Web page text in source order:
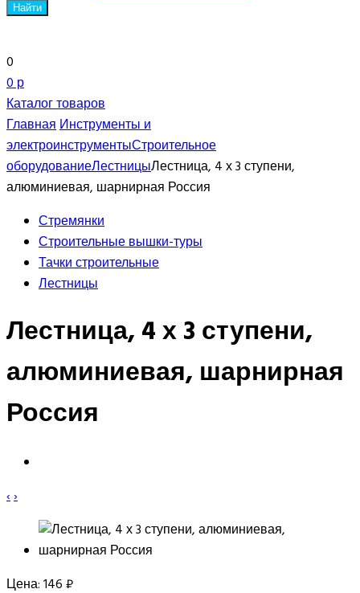
Найти
0
0 р
Каталог товаров
ГлавнаяИнструменты и
электроинструментыСтроительное
оборудованиеЛестницыЛестница, 4 х 3 ступени,
алюминиевая, шарнирная Россия
Стремянки
Строительные вышки-туры
Тачки строительные
Лестницы
Лестница, 4 х 3 ступени,
алюминиевая, шарнирная
Россия
‹›
Цена:146 ₽